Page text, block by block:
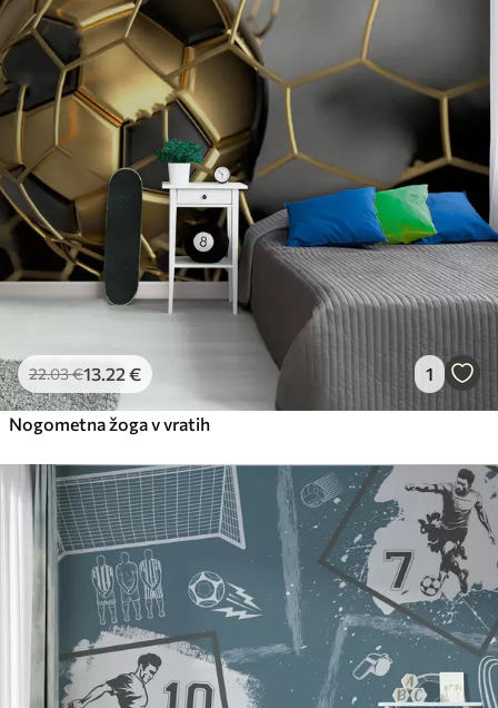
22.03€13 .22 € 1
Nogometna žoga v vratih